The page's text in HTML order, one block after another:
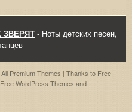
ЗВЕРЯТ - Ноты детских песен,
All Premium Themes | Thanks to Free
WordPress Themes and